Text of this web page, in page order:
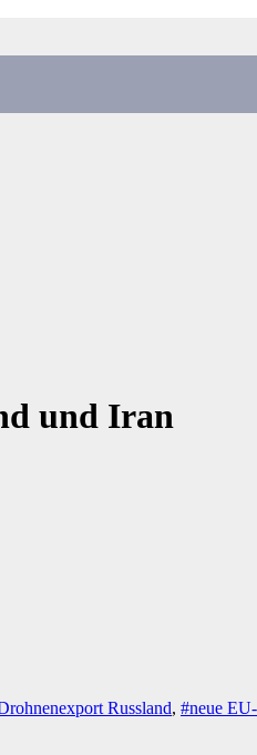
und Iran
Russland, #neue